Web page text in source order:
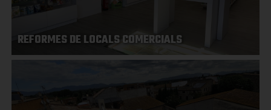
REFORMES DE LOCALS COMERCIALS